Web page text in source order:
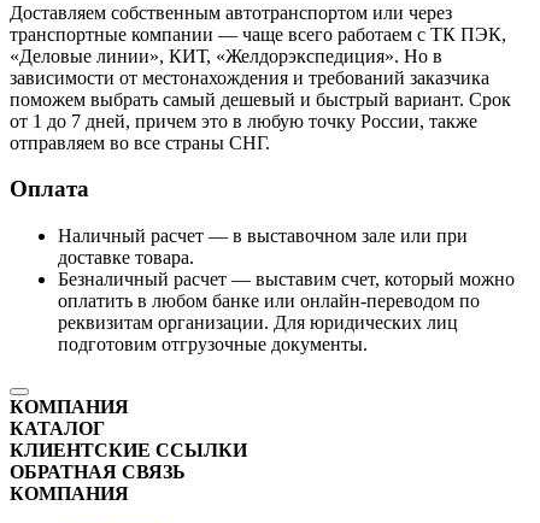
Доставляем собственным автотранспортом или через
транспортные компании — чаще всего работаем с ТК ПЭК,
«Деловые линии», КИТ, «Желдорэкспедиция». Но в
зависимости от местонахождения и требований заказчика
поможем выбрать самый дешевый и быстрый вариант. Срок
от 1 до 7 дней, причем это в любую точку России, также
отправляем во все страны СНГ.
Оплата
Наличный расчет — в выставочном зале или при
доставке товара.
Безналичный расчет — выставим счет, который можно
оплатить в любом банке или онлайн-переводом по
реквизитам организации. Для юридических лиц
подготовим отгрузочные документы.
КОМПАНИЯ
КАТАЛОГ
КЛИЕНТСКИЕ ССЫЛКИ
ОБРАТНАЯ СВЯЗЬ
КОМПАНИЯ